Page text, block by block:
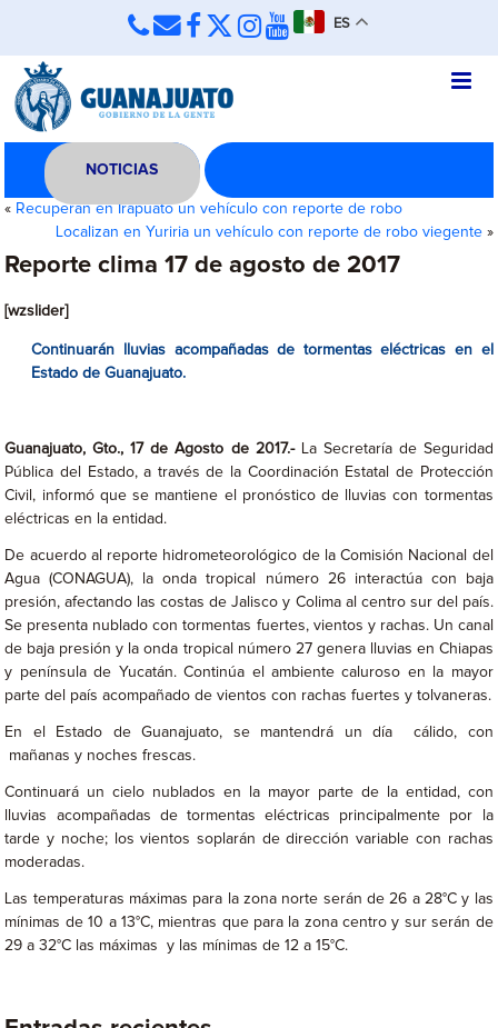
ES
NOTICIAS
« Recuperan en Irapuato un vehículo con reporte de robo
Localizan en Yuriria un vehículo con reporte de robo viegente»
Reporte clima 17 de agosto de 2017
[wzslider]
Continuarán lluvias acompañadas de tormentas eléctricas en el
Estado de Guanajuato.
Guanajuato, Gto., 17 de Agosto de 2017.-La Secretaría de Seguridad
Pública del Estado, a través de la Coordinación Estatal de Protección
Civil, informó que se mantiene el pronóstico de lluvias con tormentas
eléctricas en la entidad.
De acuerdo al reporte hidrometeorológico de la Comisión Nacional del
Agua (CONAGUA), la onda tropical número 26 interactúa con baja
presión, afectando las costas de Jalisco y Colima al centro sur del país.
Se presenta nublado con tormentas fuertes, vientos y rachas. Un canal
de baja presión y la onda tropical número 27 genera lluvias en Chiapas
y península de Yucatán. Continúa el ambiente caluroso en la mayor
parte del país acompañado de vientos con rachas fuertes y tolvaneras.
En el Estado de Guanajuato, se mantendrá un día cálido, con
mañanas y noches frescas.
Continuará un cielo nublados en la mayor parte de la entidad, con
lluvias acompañadas de tormentas eléctricas principalmente por la
tarde y noche; los vientos soplarán de dirección variable con rachas
moderadas.
Las temperaturas máximas para la zona norte serán de 26 a 28°C y las
mínimas de 10 a 13°C, mientras que para la zona centro y sur serán de
29 a 32°C las máximas y las mínimas de 12 a 15°C.